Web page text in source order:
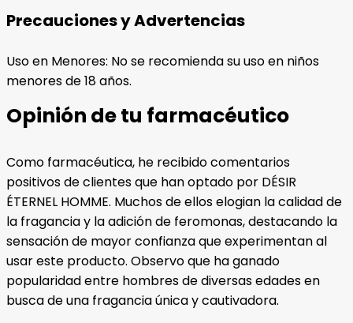
Precauciones y Advertencias
Uso en Menores: No se recomienda su uso en niños
menores de 18 años.
Opinión de tu farmacéutico
Como farmacéutica, he recibido comentarios
positivos de clientes que han optado por DÉSIR
ÉTERNEL HOMME. Muchos de ellos elogian la calidad de
la fragancia y la adición de feromonas, destacando la
sensación de mayor confianza que experimentan al
usar este producto. Observo que ha ganado
popularidad entre hombres de diversas edades en
busca de una fragancia única y cautivadora.